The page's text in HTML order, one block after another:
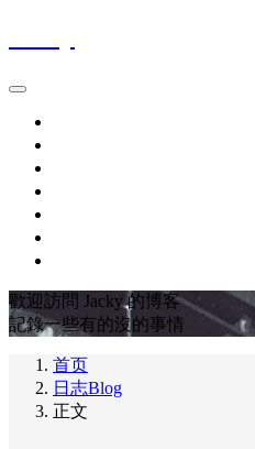
歡迎訪問 Jacky 的博客
記錄一些有的沒的事情
首页
日志Blog
正文